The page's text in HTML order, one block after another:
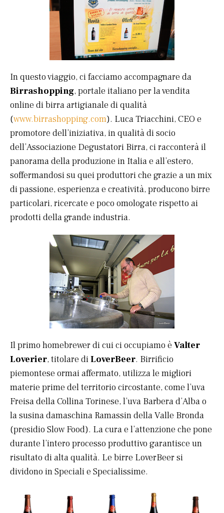
In questo viaggio, ci facciamo accompagnare da
Birrashopping, portale italiano per la vendita
online di birra artigianale di qualità
(www.birrashopping.com). Luca Triacchini, CEO e
promotore dell’iniziativa, in qualità di socio
dell’Associazione Degustatori Birra, ci racconterà il
panorama della produzione in Italia e all’estero,
soffermandosi su quei produttori che grazie a un mix
di passione, esperienza e creatività, producono birre
particolari, ricercate e poco omologate rispetto ai
prodotti della grande industria.
Il primo homebrewer di cui ci occupiamo è Valter
Loverier, titolare diLoverBeer. Birrificio
piemontese ormai affermato, utilizza le migliori
materie prime del territorio circostante, come l’uva
Freisa della Collina Torinese, l’uva Barbera d’Alba o
la susina damaschina Ramassin della Valle Bronda
(presidio Slow Food). La cura e l’attenzione che pone
durante l’intero processo produttivo garantisce un
risultato di alta qualità. Le birre LoverBeer si
dividono in Speciali e Specialissime.